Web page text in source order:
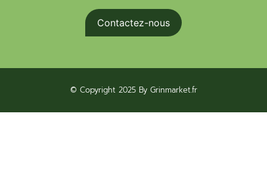
Contactez-nous
© Copyright 2025 By Grinmarket.fr